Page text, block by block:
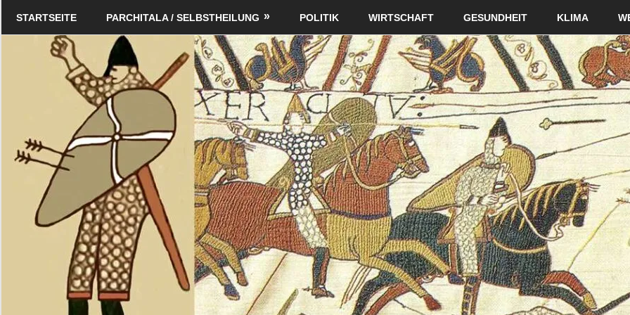
Schildverlag
STARTSEITE PARCHITALA / SELBSTHEILUNG POLITIK WIRTSCHAFT GESUNDHEIT KLIMA